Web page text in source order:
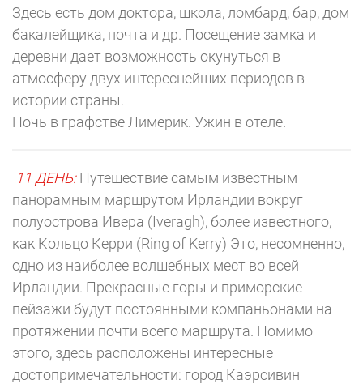
Здесь есть дом доктора, школа, ломбард, бар, дом
бакалейщика, почта и др. Посещение замка и
деревни дает возможность окунуться в
атмосферу двух интереснейших периодов в
истории страны.
Ночь в графстве Лимерик. Ужин в отеле.
11 ДЕНЬ:Путешествие самым известным
панорамным маршрутом Ирландии вокруг
полуострова Ивера (Iveragh), более известного,
как Кольцо Керри (Ring of Kerry) Это, несомненно,
одно из наиболее волшебных мест во всей
Ирландии. Прекрасные горы и приморские
пейзажи будут постоянными компаньонами на
протяжении почти всего маршрута. Помимо
этого, здесь расположены интересные
достопримечательности: город Каэрсивин